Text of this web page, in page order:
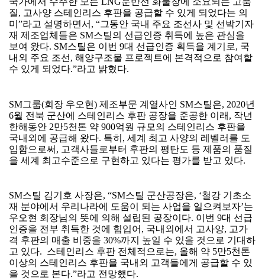
질, 고사양 스테인리스 후판을 공급할 수 있게 되었다는 의
미 ”라고 설명하면서 , “그동안 국내 주요 조선사 및 선박기자
재 제조업체들은 SM스틸의 선급인증 취득에 높은 관심을
보여 왔다. SM스틸은 이번 9대 선급인증 획득을 계기로, 국
내외 주요 조선, 해양구조물 프로젝트에 본격적으로 참여할
수 있게 되었다.”라고 밝혔다.
SM그룹(회장 우오현) 제조부문 계열사인 SM스틸은, 2020년
6월 전북 군산에 스테인리스 후판 공장을 준공한 이래 , 작년
한해동안 2만5천톤 약 900억원 규모의 스테인리스 후판을
국내외에 공급해 왔다. 특히 , 세계 최고 사양의 레벨러를 도
입함으로써 , 고객사들로부터 후판의 평탄도 등 제품의 품질
을 세계 최고수준으로 구현하고 있다는 평가를 받고 있다.
SM스틸 김기호 사장은, “SM스틸 군산공장은, ‘철강 기초소
재 분야에서 우리나라에 도움이 되는 사업을 일으켜보자’는
우오현 회장님의 뜻에 의해 설립된 공장이다. 이번 9대 선급
인증을 전부 취득한 것에 힘입어 , 국내외에서 고사양, 고가
격 후판의 매출 비중을 30%까지 높일 수 있을 것으로 기대하
고 있다. 스테인리스 후판 전체적으로는, 올해 약 5만5천톤
이상의 스테인리스 후판을 국내외 고객들에게 공급할 수 있
을 것으로 본다.”라고 전망했다.